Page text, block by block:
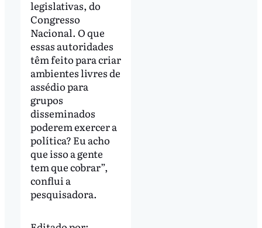
legislativas, do
Congresso
Nacional. O que
essas autoridades
têm feito para criar
ambientes livres de
assédio para
grupos
disseminados
poderem exercer a
política? Eu acho
que isso a gente
tem que cobrar”,
conflui a
pesquisadora.